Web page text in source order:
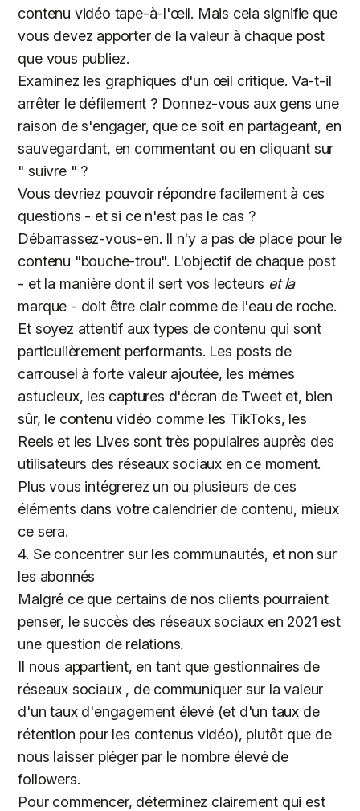
contenu vidéo tape-à-l'œil. Mais cela signifie que
vous devez apporter de la valeur à chaque post
que vous publiez.
Examinez les graphiques d'un œil critique. Va-t-il
arrêter le défilement ? Donnez-vous aux gens une
raison de s'engager, que ce soit en partageant, en
sauvegardant, en commentant ou en cliquant sur
" suivre " ?
Vous devriez pouvoir répondre facilement à ces
questions - et si ce n'est pas le cas ?
Débarrassez-vous-en. Il n'y a pas de place pour le
contenu "bouche-trou". L'objectif de chaque post
- et la manière dont il sert vos lecteurs et la
marque - doit être clair comme de l'eau de roche.
Et soyez attentif aux types de contenu qui sont
particulièrement performants. Les posts de
carrousel à forte valeur ajoutée, les mèmes
astucieux, les captures d'écran de Tweet et, bien
sûr, le contenu vidéo comme les TikToks, les
Reels et les Lives sont très populaires auprès des
utilisateurs des réseaux sociaux en ce moment.
Plus vous intégrerez un ou plusieurs de ces
éléments dans votre calendrier de contenu, mieux
ce sera.
4. Se concentrer sur les communautés, et non sur
les abonnés
Malgré ce que certains de nos clients pourraient
penser, le succès des réseaux sociaux en 2021 est
une question de relations.
Il nous appartient, en tant que gestionnaires de
réseaux sociaux , de communiquer sur la valeur
d'un taux d'engagement élevé (et d'un taux de
rétention pour les contenus vidéo), plutôt que de
nous laisser piéger par le nombre élevé de
followers.
Pour commencer, déterminez clairement qui est